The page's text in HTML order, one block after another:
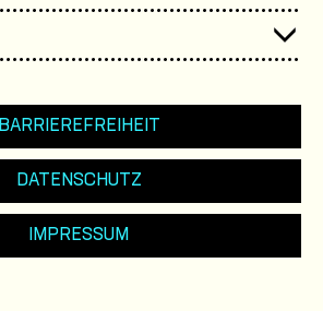
BARRIEREFREIHEIT
DATENSCHUTZ
IMPRESSUM